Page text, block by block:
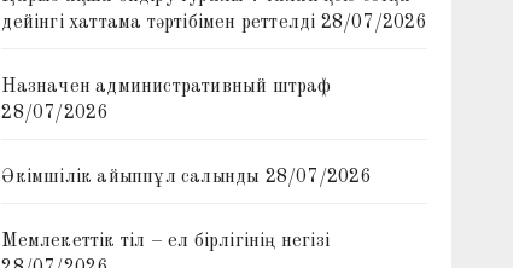
дейінгі хаттама тәртібімен реттелді 28/07/2026
Назначен административный штраф
28/07/2026
Әкімшілік айыппұл салынды 28/07/2026
Мемлекеттік тіл – ел бірлігінің негізі